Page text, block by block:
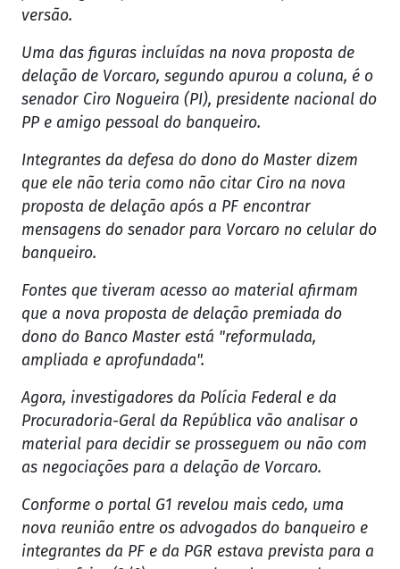
versão.
Uma das figuras incluídas na nova proposta de
delação de Vorcaro, segundo apurou a coluna, é o
senador Ciro Nogueira (PI), presidente nacional do
PP e amigo pessoal do banqueiro.
Integrantes da defesa do dono do Master dizem
que ele não teria como não citar Ciro na nova
proposta de delação após a PF encontrar
mensagens do senador para Vorcaro no celular do
banqueiro.
Fontes que tiveram acesso ao material afirmam
que a nova proposta de delação premiada do
dono do Banco Master está "reformulada,
ampliada e aprofundada".
Agora, investigadores da Polícia Federal e da
Procuradoria-Geral da República vão analisar o
material para decidir se prosseguem ou não com
as negociações para a delação de Vorcaro.
Conforme o portal G1 revelou mais cedo, uma
nova reunião entre os advogados do banqueiro e
integrantes da PF e da PGR estava prevista para a